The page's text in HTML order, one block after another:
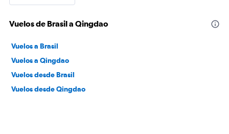
Vuelos de Brasil a Qingdao
Vuelos a Brasil
Vuelos a Qingdao
Vuelos desde Brasil
Vuelos desde Qingdao